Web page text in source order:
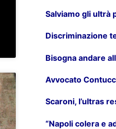
Salviamo gli ultrà
Discriminazione
Bisogna andare
Avvocato
Scaroni, l’ultras
“Napoli colera e